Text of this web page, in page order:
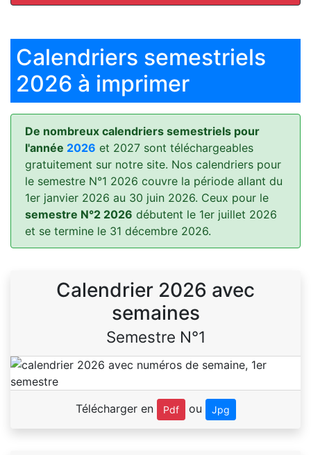
Calendriers semestriels
2026 à imprimer
De nombreux calendriers semestriels pour
l'année 2026 et 2027 sont téléchargeables
gratuitement sur notre site. Nos calendriers pour
le semestre N°1 2026 couvre la période allant du
1er janvier 2026 au 30 juin 2026. Ceux pour le
semestre N°2 2026 débutent le 1er juillet 2026
et se termine le 31 décembre 2026.
Calendrier 2026 avec
semaines
Semestre N°1
Télécharger en Pdf ou Jpg